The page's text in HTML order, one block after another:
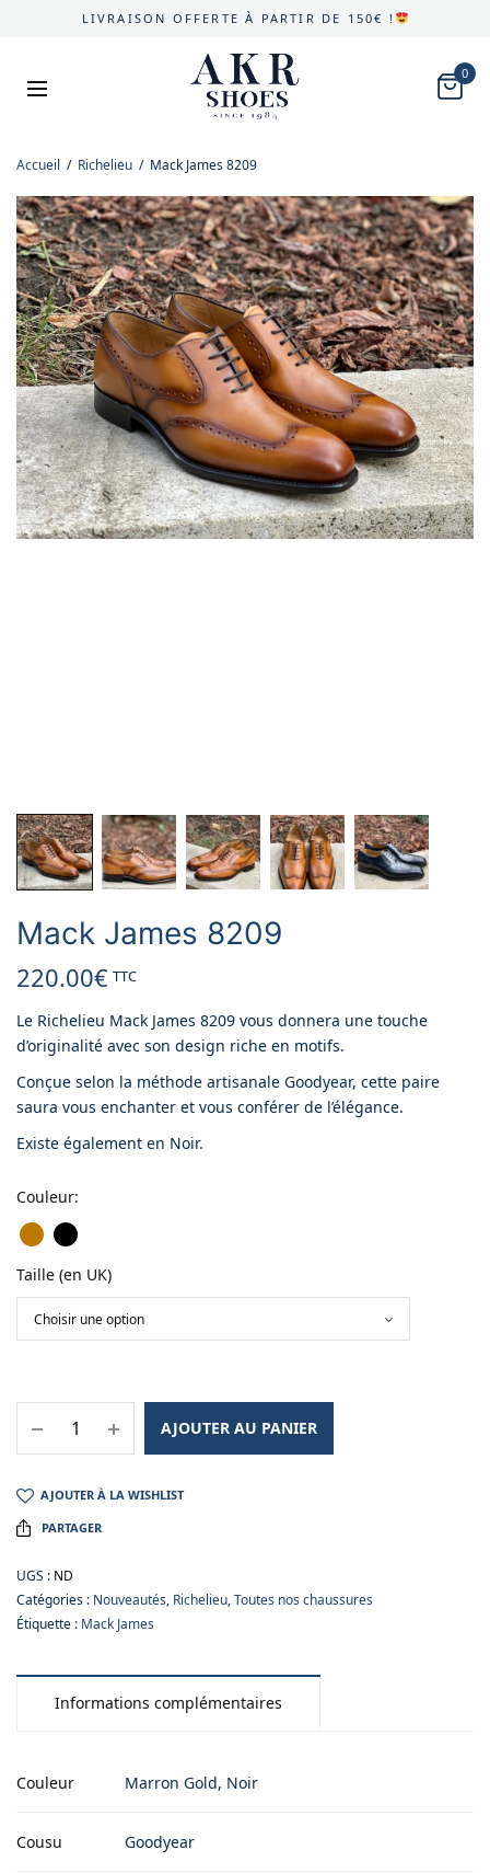
LIVRAISON OFFERTE À PARTIR DE 150€ !
0
Accueil / Richelieu / Mack James 8209
Mack James 8209
220.00€ TTC
Le Richelieu Mack James 8209 vous donnera une touche
d’originalité avec son design riche en motifs.
Conçue selon la méthode artisanale Goodyear, cette paire
saura vous enchanter et vous conférer de l’élégance.
Existe également en Noir.
Couleur:
Taille (en UK)
AJOUTER AU PANIER
AJOUTER À LA WISHLIST
PARTAGER
UGS : ND
Catégories : Nouveautés, Richelieu,Toutes nos chaussures
Étiquette : Mack James
Informations complémentaires
Couleur Marron Gold, Noir
Cousu Goodyear